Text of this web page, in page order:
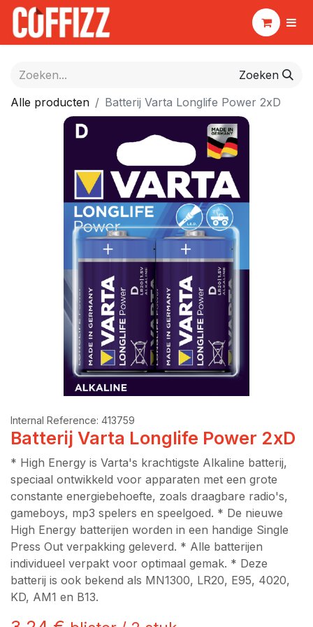
Zoeken
Alle producten
Batterij Varta Longlife Power 2xD
Internal Reference: 413759
Batterij Varta Longlife Power 2xD
* High Energy is Varta's krachtigste Alkaline batterij,
speciaal ontwikkeld voor apparaten met een grote
constante energiebehoefte, zoals draagbare radio's,
gameboys, mp3 spelers en speelgoed. * De nieuwe
High Energy batterijen worden in een handige Single
Press Out verpakking geleverd. * Alle batterijen
individueel verpakt voor optimaal gemak. * Deze
batterij is ook bekend als MN1300, LR20, E95, 4020,
KD, AM1 en B13.